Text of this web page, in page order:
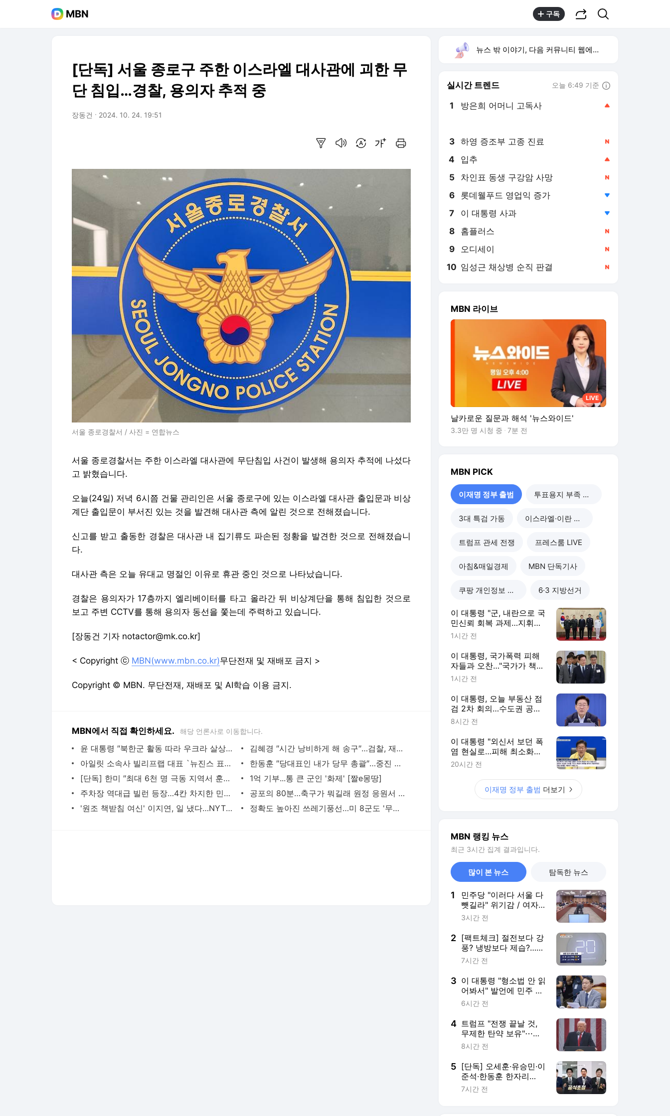
MBN 구독
[단독] 서울 종로구 주한 이스라엘 대사관에 괴한 무
단 침입…경찰, 용의자 추적 중
장동건 2024. 10. 24. 19:51
서울 종로경찰서 / 사진 = 연합뉴스
서울 종로경찰서는 주한 이스라엘 대사관에 무단침입 사건이 발생해 용의자 추적에 나섰다
고 밝혔습니다.
오늘(24일) 저녁 6시쯤 건물 관리인은 서울 종로구에 있는 이스라엘 대사관 출입문과 비상
계단 출입문이 부서진 있는 것을 발견해 대사관 측에 알린 것으로 전해졌습니다.
신고를 받고 출동한 경찰은 대사관 내 집기류도 파손된 정황을 발견한 것으로 전해졌습니
다.
대사관 측은 오늘 유대교 명절인 이유로 휴관 중인 것으로 나타났습니다.
경찰은 용의자가 17층까지 엘리베이터를 타고 올라간 뒤 비상계단을 통해 침입한 것으로
보고 주변 CCTV를 통해 용의자 동선을 쫓는데 주력하고 있습니다.
[장동건 기자 notactor@mk.co.kr]
< Copyright ⓒ MBN(www.mbn.co.kr)무단전재 및 재배포 금지 >
Copyright © MBN. 무단전재, 재배포 및 AI학습 이용 금지.
MBN에서 직접 확인하세요. 해당 언론사로 이동합니다.
윤 대통령 ″북한군 활동 따라 우크라 살상무기 지원 검토″
김혜경 ″시간 낭비하게 해 송구″…검찰, 재차 벌금 300만 원 구형
아일릿 소속사 빌리프랩 대표 `뉴진스 표절? 사실 아냐`
한동훈 ″당대표인 내가 당무 총괄″…중진 연석·상임고문단 회의 '수시 개최' 부활
[단독] 한미 ″최대 6천 명 극동 지역서 훈련…전장 투입 아직″ 인식 공유
1억 기부...통 큰 군인 '화제' [짤e몽땅]
주차장 역대급 빌런 등장…4칸 차지한 민폐 입주민
공포의 80분…축구가 뭐길래 원정 응원서 '난동'
'원조 책받침 여신' 이지연, 일 냈다…NYT도 극찬한 근황은?
정확도 높아진 쓰레기풍선…미 8군도 '무기화' 우려
뉴스 밖 이야기, 다음 커뮤니티 웹에서 보기
실시간 트렌드 오늘 6:49 기준
1 방은희 어머니 고독사
3 하영 증조부 고종 진료
4 입추
5 차인표 동생 구강암 사망
6 롯데웰푸드 영업익 증가
7 이 대통령 사과
8 홈플러스
9 오디세이
10 임성근 채상병 순직 판결
MBN 라이브
LIVE
날카로운 질문과 해석 '뉴스와이드'
3.3만 명 시청 중 7분 전
MBN PICK
이재명 정부 출범 투표용지 부족 사태
3대 특검 가동 이스라엘·이란 전쟁
트럼프 관세 전쟁 프레스룸 LIVE
아침&매일경제 MBN 단독기사
쿠팡 개인정보 유출 6·3 지방선거
이 대통령 "군, 내란으로 국
민신뢰 회복 과제…지휘부
헌신해달라"
1시간 전
이 대통령, 국가폭력 피해
자들과 오찬…"국가가 책임
지고 치유"
1시간 전
이 대통령, 오늘 부동산 점
검 2차 회의…수도권 공급
대책 논의한다
8시간 전
이 대통령 "외신서 보던 폭
염 현실로…피해 최소화에
행정력 총동원"
20시간 전
이재명 정부 출범 더보기
MBN 랭킹 뉴스
최근 3시간 집계 결과입니다.
많이 본 뉴스 탐독한 뉴스
1
민주당 "이러다 서울 다
뺏길라" 위기감 / 여자탈
의실서 "남성 봤다" 신고
[정오블핑]
3시간 전
2 [팩트체크] 절전보다 강
풍? 냉방보다 제습?…전
기료 아끼는 슬기로운
에어컨 사용법
7시간 전
3 이 대통령 "형소법 안 읽
어봐서" 발언에 민주 김
승원 "내용 다 알고계실
것"
6시간 전
4 트럼프 "전쟁 끝날 것,
무제한 탄약 보유"⋯이
란 "쇼하지 말라" 조롱
8시간 전
5 [단독] 오세훈·유승민·이
준석·한동훈 한자리
에?…국힘 세미나 초청
7시간 전